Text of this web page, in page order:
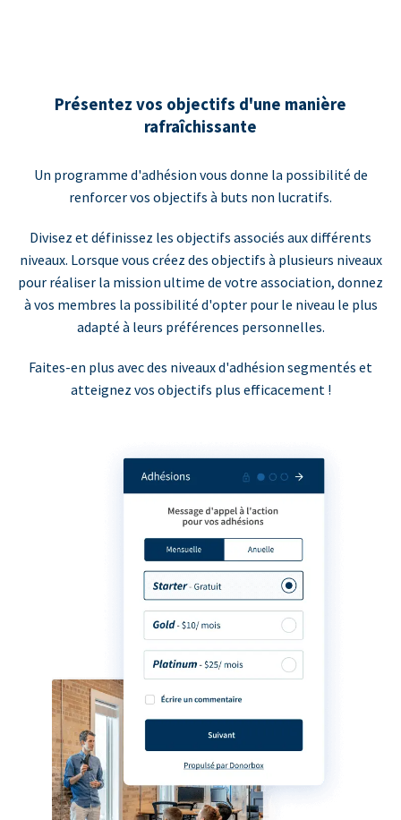
Présentez vos objectifs d'une manière
rafraîchissante
Un programme d'adhésion vous donne la possibilité de
renforcer vos objectifs à buts non lucratifs.
Divisez et définissez les objectifs associés aux différents
niveaux. Lorsque vous créez des objectifs à plusieurs niveaux
pour réaliser la mission ultime de votre association, donnez
à vos membres la possibilité d'opter pour le niveau le plus
adapté à leurs préférences personnelles.
Faites-en plus avec des niveaux d'adhésion segmentés et
atteignez vos objectifs plus efficacement !